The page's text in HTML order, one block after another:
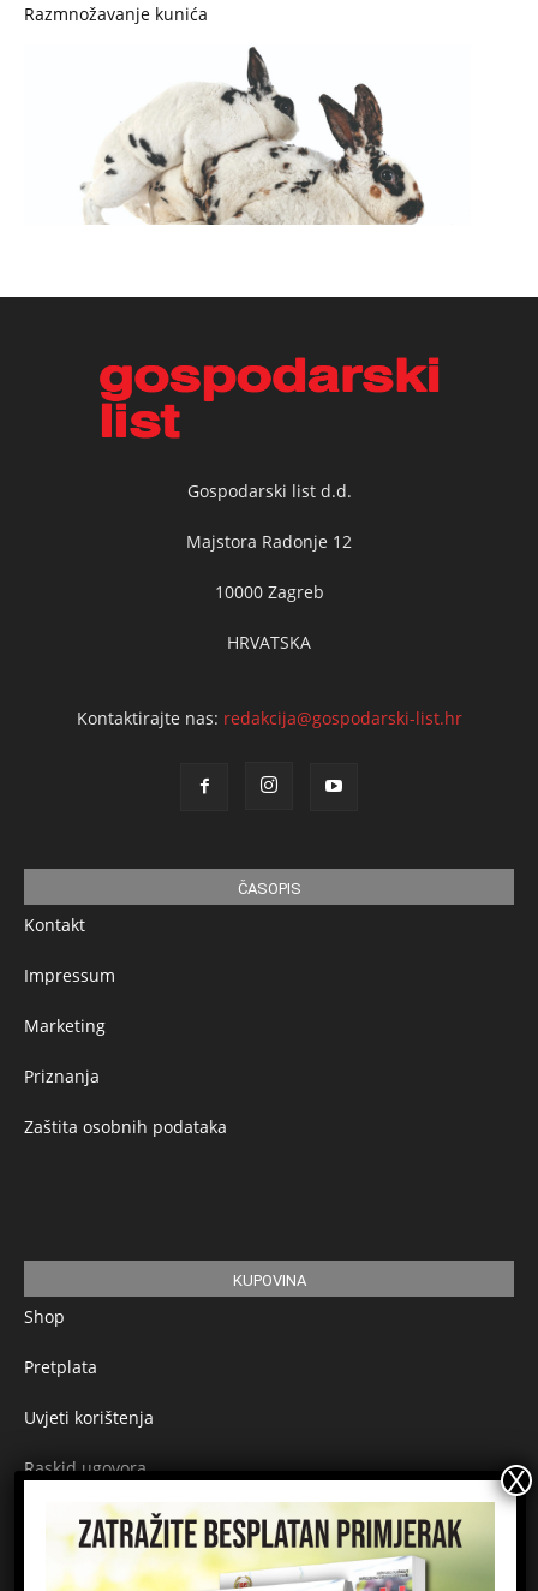
Razmnožavanje kunića
Gospodarski list d.d.
Majstora Radonje 12
10000 Zagreb
HRVATSKA
Kontaktirajte nas: redakcija@gospodarski-list.hr
ČASOPIS
Kontakt
Impressum
Marketing
Priznanja
Zaštita osobnih podataka
KUPOVINA
Shop
Pretplata
Uvjeti korištenja
Raskid ugovora
Načini plaćanja
Sigurnost plaćanja